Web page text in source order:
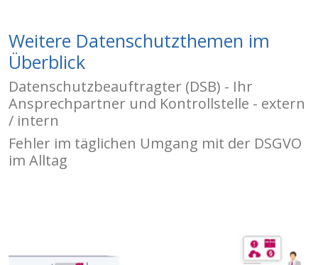
Weitere Datenschutzthemen im
Überblick
Datenschutzbeauftragter (DSB) - Ihr
Ansprechpartner und Kontrollstelle - extern
/ intern
Fehler im täglichen Umgang mit der DSGVO
im Alltag